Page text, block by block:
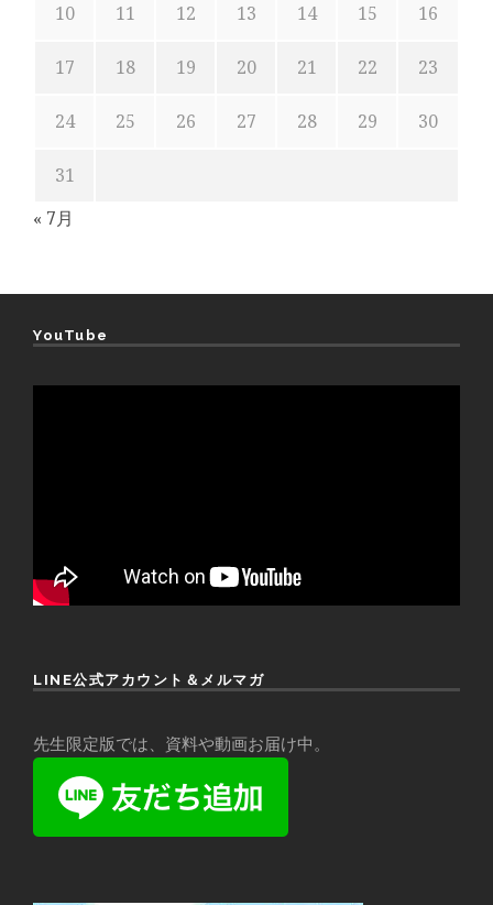
10 11 12 13 14 15 16
17 18 19 20 21 22 23
24 25 26 27 28 29 30
31
« 7月
YouTube
LINE公式アカウント＆メルマガ
先生限定版では、資料や動画お届け中。